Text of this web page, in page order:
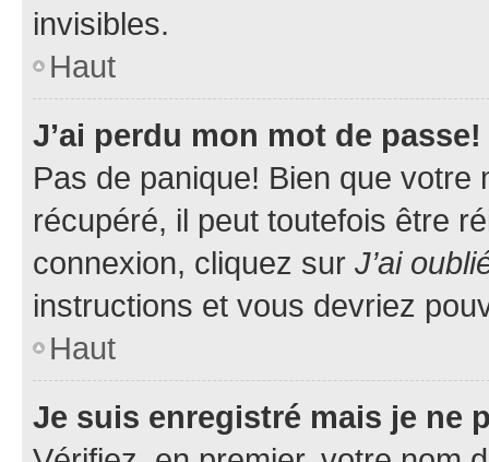
invisibles.
Haut
J’ai perdu mon mot de passe!
Pas de panique! Bien que
récupéré, il peut toutefois être
connexion, cliquez sur J’ai
instructions et vous devriez
Haut
Je suis enregistré mais je ne